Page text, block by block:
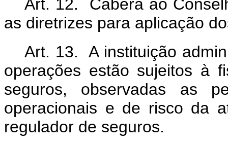
Art. 12. Caberá ao
as diretrizes para aplicação
Art. 13. A instituição
operações estão sujeitos à
seguros, observadas as
operacionais e de risco da
regulador de seguros.